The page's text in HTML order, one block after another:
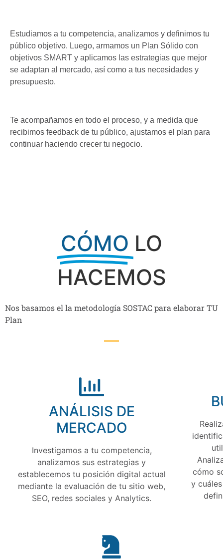
Estudiamos a tu competencia, analizamos y definimos tu
público objetivo. Luego, armamos un Plan Sólido con
objetivos SMART y aplicamos las estrategias que mejor
se adaptan al mercado, así como a tus necesidades y
presupuesto.
Te acompañamos en todo el proceso, y a medida que
recibimos feedback de tu público, ajustamos el plan para
continuar haciendo crecer tu negocio.
CÓMO LO
HACEMOS
Nos basamos el la metodología SOSTAC para elaborar TU
Plan
ANÁLISIS DE
MERCADO
Investigamos a tu competencia,
analizamos sus estrategias y
establecemos tu posición digital actual
mediante la evaluación de tu sitio web,
SEO, redes sociales y Analytics.
cómo
y